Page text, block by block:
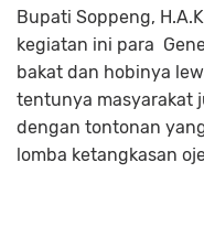
Bupati Soppeng,
kegiatan ini para
bakat dan hobinya
tentunya masyarakat
dengan tontonan
lomba ketangkasan